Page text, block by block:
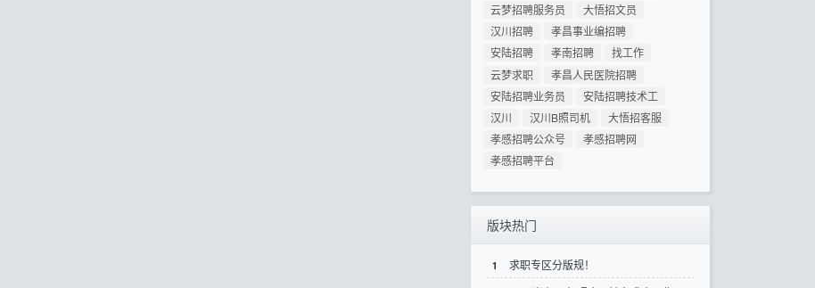
云梦招聘服务员
大悟招文员
汉川招聘
孝昌事业编招聘
安陆招聘
孝南招聘
找工作
云梦求职
孝昌人民医院招聘
安陆招聘业务员
安陆招聘技术工
汉川
汉川B照司机
大悟招客服
孝感招聘公众号
孝感招聘网
孝感招聘平台
版块热门
1 求职专区分版规！